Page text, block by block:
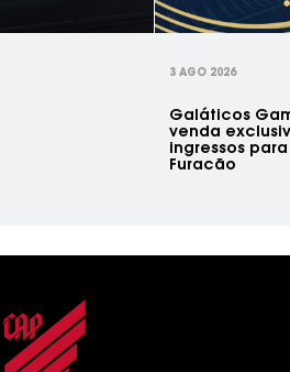
3 AGO 2026
Galáticos
venda
ingressos
Furacão